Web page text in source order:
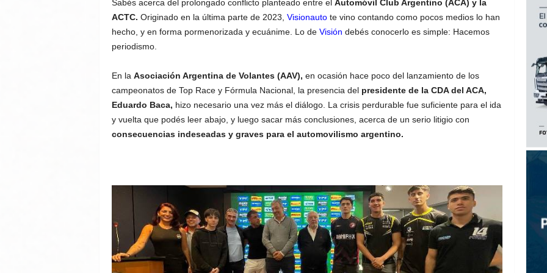
Sabés acerca del prolongado conflicto planteado entre el Automóvil Club Argentino (ACA) y la
ACTC. Originado en la última parte de 2023, Visionautote vino contando como pocos medios lo han
hecho, y en forma pormenorizada y ecuánime. Lo deVisión debés conocerlo es simple: Hacemos
periodismo.
En la Asociación Argentina de Volantes (AAV), en ocasión hace poco del lanzamiento de los
campeonatos de Top Race y Fórmula Nacional, la presencia del presidente de la CDA del ACA,
Eduardo Baca, hizo necesario una vez más el diálogo. La crisis perdurable fue suficiente para el ida
y vuelta que podés leer abajo, y luego sacar más conclusiones, acerca de un serio litigio con
consecuencias indeseadas y graves para el automovilismo argentino.